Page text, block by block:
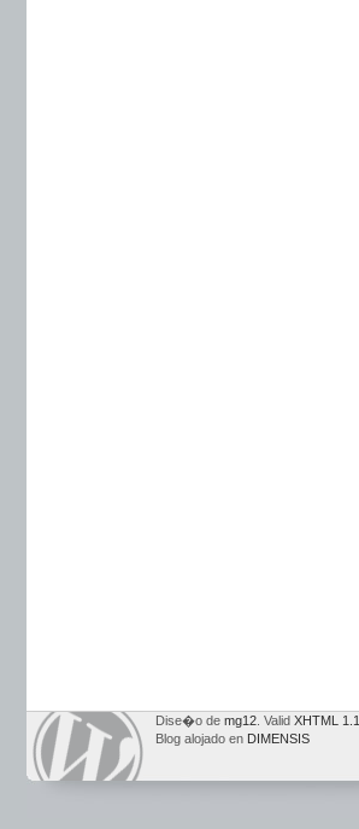
Dise�o de mg12 . Valid XHTML 1.1
Blog alojado en DIMENSIS